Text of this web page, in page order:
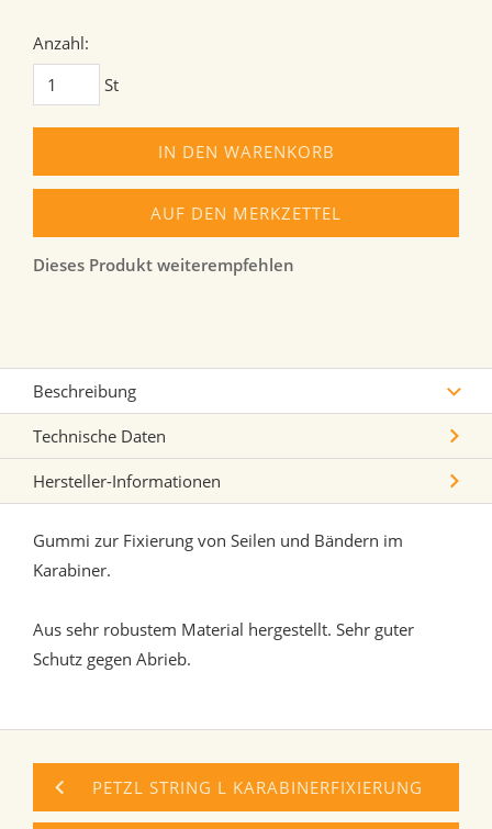
Anzahl:
St
IN DEN WARENKORB
AUF DEN MERKZETTEL
Dieses Produkt weiterempfehlen
Beschreibung
Technische Daten
Hersteller-Informationen
Gummi zur Fixierung von Seilen und Bändern im
Karabiner.
Aus sehr robustem Material hergestellt. Sehr guter
Schutz gegen Abrieb.
PETZL STRING L KARABINERFIXIERUNG